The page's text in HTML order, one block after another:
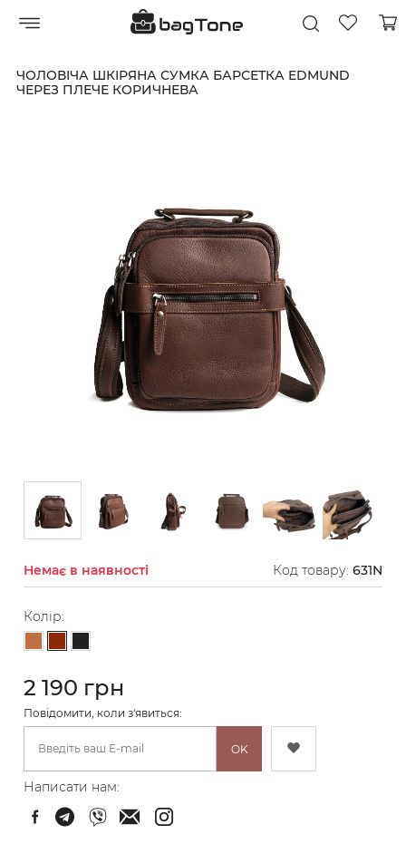
ЧОЛОВІЧА ШКІРЯНА СУМКА БАРСЕТКА EDMUND
ЧЕРЕЗ ПЛЕЧЕ КОРИЧНЕВА
Немає в наявності Код товару: 631N
Колір:
2 190 грн
Повідомити, коли з'явиться:
OK
Написати нам: